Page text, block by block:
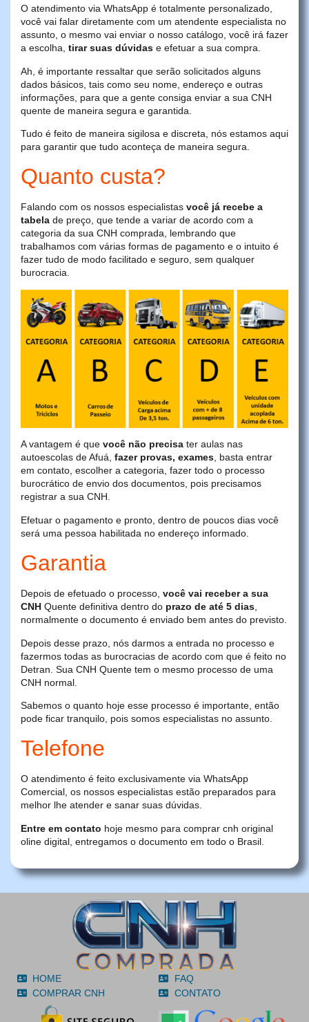
O atendimento via WhatsApp é totalmente personalizado,
você vai falar diretamente com um atendente especialista no
assunto, o mesmo vai enviar o nosso catálogo, você irá fazer
a escolha, tirar suas dúvidas e efetuar a sua compra.
Ah, é importante ressaltar que serão solicitados alguns
dados básicos, tais como seu nome, endereço e outras
informações, para que a gente consiga enviar a sua CNH
quente de maneira segura e garantida.
Tudo é feito de maneira sigilosa e discreta, nós estamos aqui
para garantir que tudo aconteça de maneira segura.
Quanto custa?
Falando com os nossos especialistas você já recebe a
tabela de preço, que tende a variar de acordo com a
categoria da sua CNH comprada, lembrando que
trabalhamos com várias formas de pagamento e o intuito é
fazer tudo de modo facilitado e seguro, sem qualquer
burocracia.
A vantagem é que você não precisa ter aulas nas
autoescolas de Afuá, fazer provas, exames, basta entrar
em contato, escolher a categoria, fazer todo o processo
burocrático de envio dos documentos, pois precisamos
registrar a sua CNH.
Efetuar o pagamento e pronto, dentro de poucos dias você
será uma pessoa habilitada no endereço informado.
Garantia
Depois de efetuado o processo, você vai receber a sua
CNH Quente definitiva dentro do prazo de até 5 dias,
normalmente o documento é enviado bem antes do previsto.
Depois desse prazo, nós darmos a entrada no processo e
fazermos todas as burocracias de acordo com que é feito no
Detran. Sua CNH Quente tem o mesmo processo de uma
CNH normal.
Sabemos o quanto hoje esse processo é importante, então
pode ficar tranquilo, pois somos especialistas no assunto.
Telefone
O atendimento é feito exclusivamente via WhatsApp
Comercial, os nossos especialistas estão preparados para
melhor lhe atender e sanar suas dúvidas.
Entre em contato hoje mesmo para comprar cnh original
oline digital, entregamos o documento em todo o Brasil.
HOME
COMPRAR CNH
FAQ
CONTATO